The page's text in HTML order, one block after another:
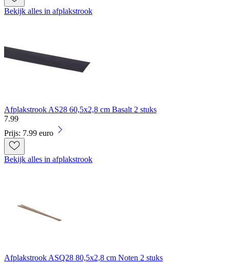
Bekijk alles in afplakstrook
Afplakstrook AS28 60,5x2,8 cm Basalt 2 stuks
7.99
Prijs: 7.99 euro
Bekijk alles in afplakstrook
Afplakstrook ASQ28 80,5x2,8 cm Noten 2 stuks